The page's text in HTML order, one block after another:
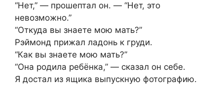
“Нет,” — прошептал он. — “Нет, это
невозможно.”
“Откуда вы знаете мою мать?”
Рэймонд прижал ладонь к груди.
“Как вы знаете мою мать?”
“Она родила ребёнка,” — сказал он себе.
Я достал из ящика выпускную фотографию.